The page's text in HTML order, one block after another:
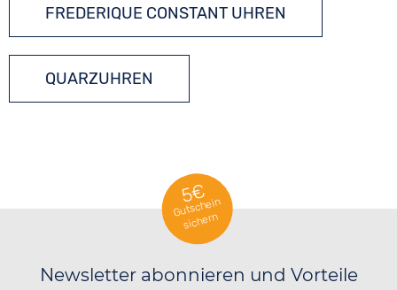
FREDERIQUE CONSTANT UHREN
QUARZUHREN
5€
Gutschein
sichern
Newsletter abonnieren und Vorteile